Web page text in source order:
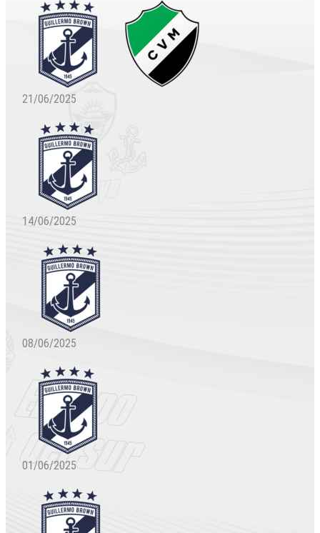
21/06/2025
14/06/2025
08/06/2025
01/06/2025